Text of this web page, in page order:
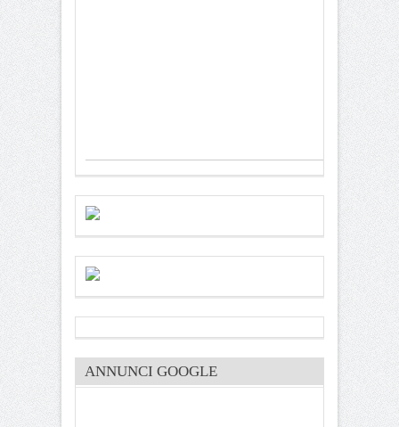
ANNUNCI GOOGLE